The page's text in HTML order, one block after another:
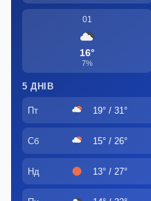
01
16°
7%
5 ДНІВ
Пт 19° / 31°
Сб 15° / 26°
Нд 13° / 27°